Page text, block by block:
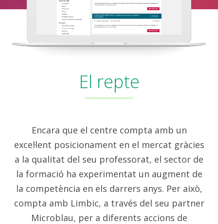
El repte
Encara que el centre compta amb un
excel·lent posicionament en el mercat gràcies
a la qualitat del seu professorat, el sector de
la formació ha experimentat un augment de
la competència en els darrers anys. Per això,
compta amb Limbic, a través del seu partner
Microblau, per a diferents accions de